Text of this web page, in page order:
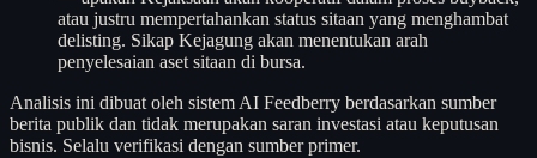
atau justru mempertahankan status sitaan yang menghambat
delisting. Sikap Kejagung akan menentukan arah
penyelesaian aset sitaan di bursa.
Analisis ini dibuat oleh sistem AI Feedberry berdasarkan sumber
berita publik dan tidak merupakan saran investasi atau keputusan
bisnis. Selalu verifikasi dengan sumber primer.